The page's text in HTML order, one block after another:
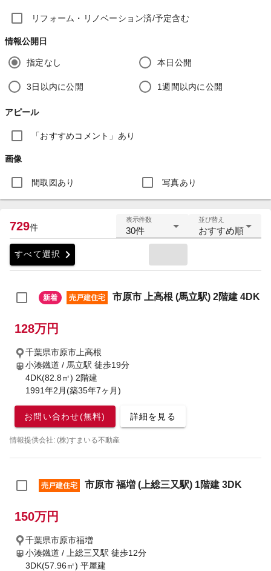
リフォーム・リノベーション済/予定含む
情報公開日
指定なし 本日公開
3日以内に公開 1週間以内に公開
アピール
「おすすめコメント」あり
画像
間取図あり 写真あり
729件
表示件数
30件
並び替え
おすすめ順
すべて選択 chevron_right
新着 売戸建住宅 市原市 上高根 (馬立駅) 2階建 4DK
128万円
千葉県市原市上高根
小湊鐵道 / 馬立駅 徒歩19分
4DK(82.8㎡) 2階建
1991年2月(築35年7ヶ月)
お問い合わせ(無料) 詳細を見る
情報提供会社: (株)すまいる不動産
売戸建住宅 市原市 福増 (上総三又駅) 1階建 3DK
150万円
千葉県市原市福増
小湊鐵道 / 上総三又駅 徒歩12分
3DK(57.96㎡) 平屋建